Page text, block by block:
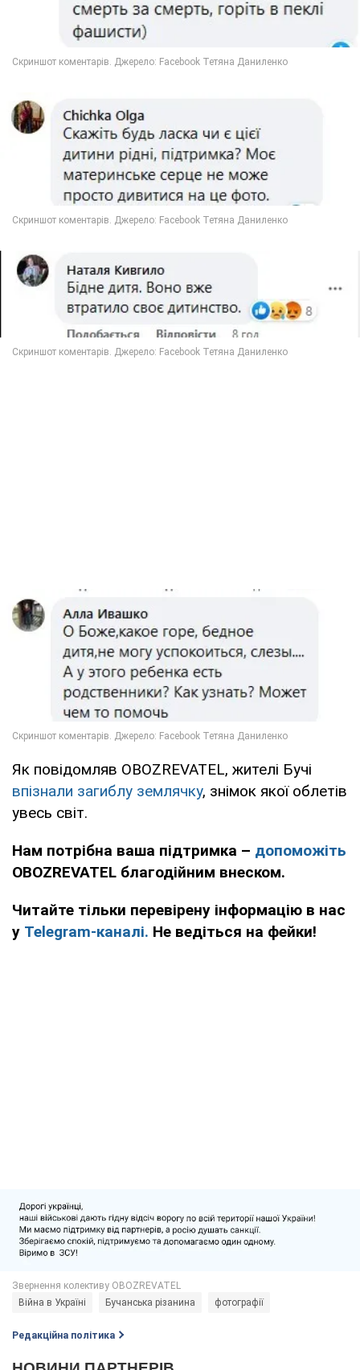
Як повідомляв OBOZREVATEL, жителі Бучі
впізнали загиблу землячку, знімок якої облетів
увесь світ.
Нам потрібна ваша підтримка – допоможіть
OBOZREVATEL благодійним внеском.
Читайте тільки перевірену інформацію в нас
у Telegram-каналі. Не ведіться на фейки!
Війна в Україні Бучанська різанина фотографії
Редакційна політика